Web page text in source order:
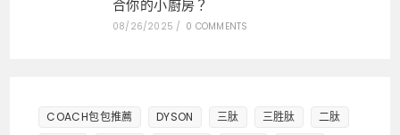
合你的小廚房？
08/26/2025 / 0 COMMENTS
COACH包包推薦 DYSON 三肽 三胜肽
二肽